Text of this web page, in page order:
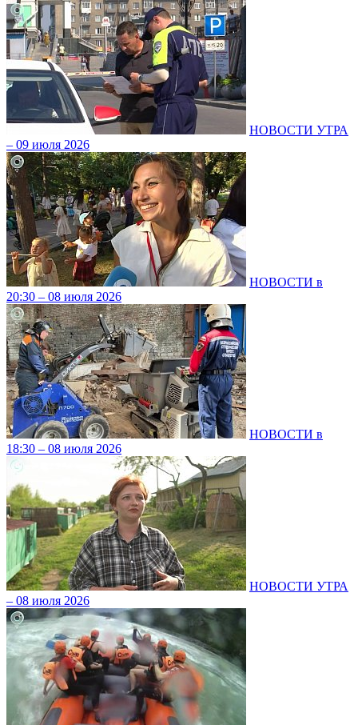
НОВОСТИ УТРА
– 09 июля 2026
НОВОСТИ в
20:30 – 08 июля 2026
НОВОСТИ в
18:30 – 08 июля 2026
НОВОСТИ УТРА
– 08 июля 2026